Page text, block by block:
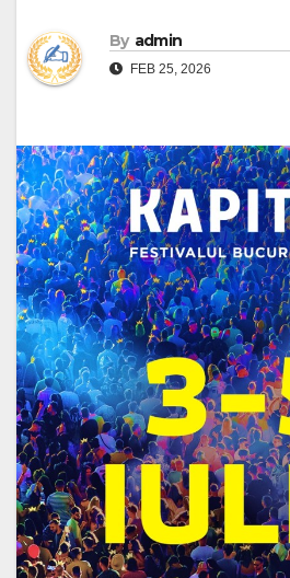
By admin
FEB 25, 2026